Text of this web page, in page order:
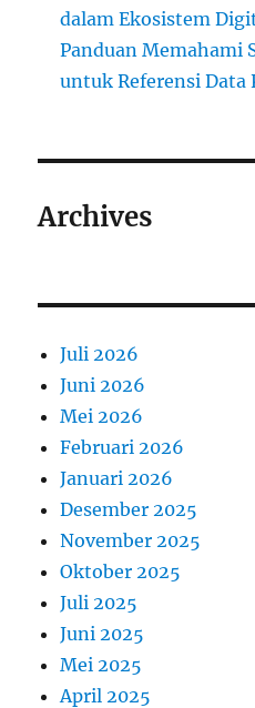
dalam Ekosistem
Panduan Memahami
untuk Referensi Data
Archives
Juli 2026
Juni 2026
Mei 2026
Februari 2026
Januari 2026
Desember 2025
November 2025
Oktober 2025
Juli 2025
Juni 2025
Mei 2025
April 2025